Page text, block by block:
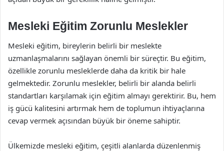
Mesleki Eğitim Zorunlu Meslekler
Mesleki eğitim, bireylerin belirli bir meslekte
uzmanlaşmalarını sağlayan önemli bir süreçtir. Bu eğitim,
özellikle zorunlu mesleklerde daha da kritik bir hale
gelmektedir. Zorunlu meslekler, belirli bir alanda belirli
standartları karşılamak için eğitim almayı gerektirir. Bu, hem
iş gücü kalitesini artırmak hem de toplumun ihtiyaçlarına
cevap vermek açısından büyük bir öneme sahiptir.
Ülkemizde mesleki eğitim, çeşitli alanlarda düzenlenmiş